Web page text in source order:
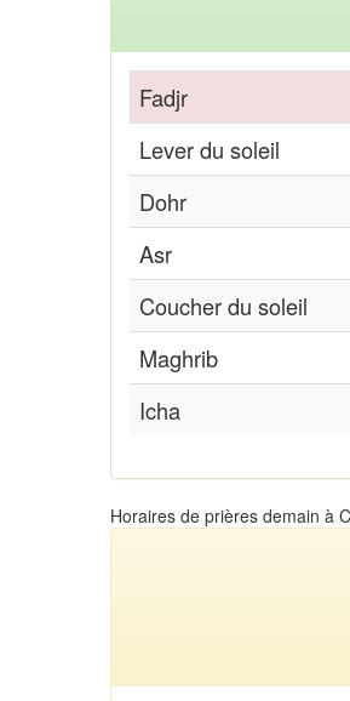
Fadjr
Lever du soleil
Dohr
Asr
Coucher du soleil
Maghrib
Icha
Horaires de prières demain à